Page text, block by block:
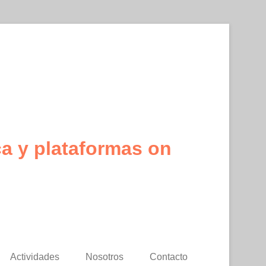
y plataformas on
Actividades Nosotros Contacto